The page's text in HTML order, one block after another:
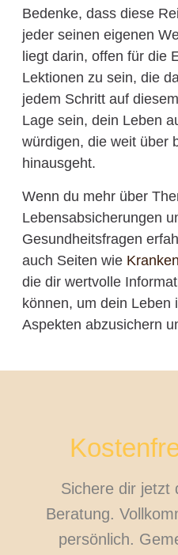
Bedenke, dass diese
jeder seinen eigenen
liegt darin, offen für die
Lektionen zu sein, die
jedem Schritt auf
Lage sein, dein Leben
würdigen, die weit über
hinausgeht.
Wenn du mehr über
Lebensabsicherungen
Gesundheitsfragen
auch Seiten wie
die dir wertvolle
können, um dein Leben
Aspekten abzusichern
Sichere dir jetzt
Beratung.
persönlich.